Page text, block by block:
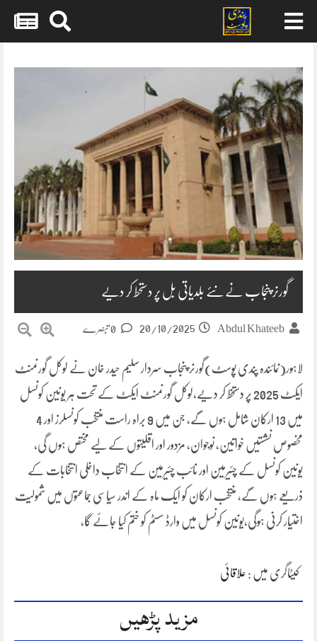
content
گورنر پنجاب نےنئے بلدیاتی بل پر دستحط کر دیے
Abdul Khateeb
20/10/2025
لاہور(نمائندہ پندی پوسٹ)گورنر پنجاب سردار سلیم حیدر خان نے لوکل گورنمنٹ
ایکٹ 2025 پر دستخط کر دیے،لوکل گورنمنٹ ایکٹ کے تحت ہر یونین کونسل
میں 13 ارکان شامل ہوں گے، جن میں 9 براہ راست منتخب کونسلرز اور 4
مخصوص نشستیں خواتین، نوجوان، مزدور اور اقلیتوں کے لیے مختص ہوں گی،
یونین کونسل کے چئیرمین اور نائب چئیرمین کے انتخاب داخلی انتخابات کے
ذریعے ہوں گے، منتخب ارکان کو ایک ماہ کے اندر سیاسی جماعتوں میں شمولیت
اختیار کرنی ہوگی،یونین کونسل میں وارڈ سسٹم کو ختم کیا جائے گا،
کیٹاگری میں : علاقائی
مزید پڑھیں